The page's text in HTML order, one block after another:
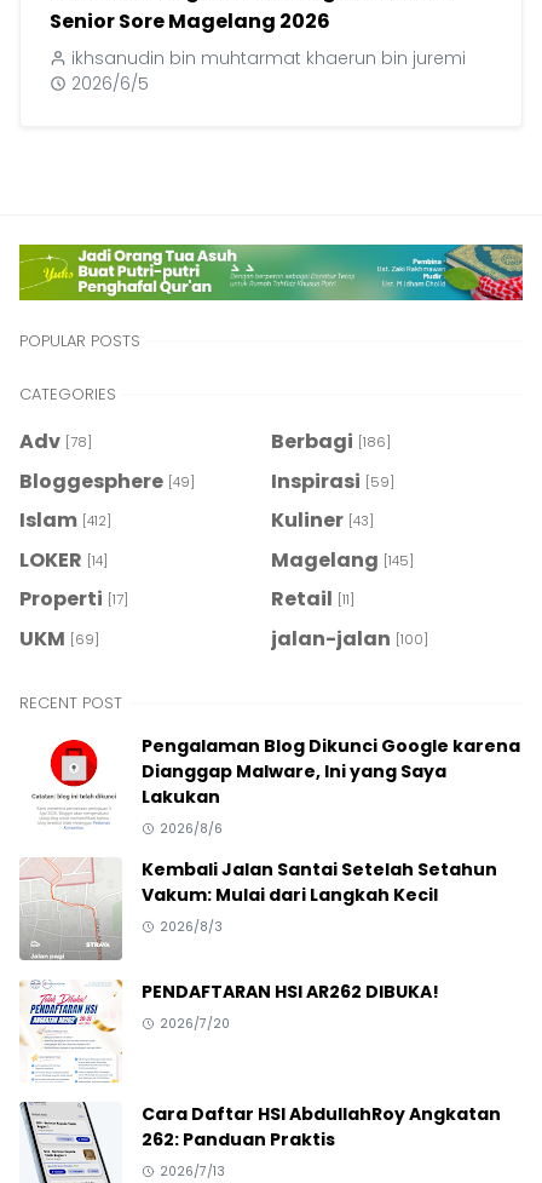
Senior Sore Magelang 2026
ikhsanudin bin muhtarmat khaerun bin juremi
2026/6/5
POPULAR POSTS
CATEGORIES
Adv [78] Berbagi [186]
Bloggesphere [49] Inspirasi [59]
Islam [412] Kuliner [43]
LOKER [14] Magelang [145]
Properti [17] Retail [11]
UKM [69] jalan-jalan [100]
RECENT POST
Pengalaman Blog Dikunci Google karena
Dianggap Malware, Ini yang Saya
Lakukan
2026/8/6
Kembali Jalan Santai Setelah Setahun
Vakum: Mulai dari Langkah Kecil
2026/8/3
PENDAFTARAN HSI AR262 DIBUKA!
2026/7/20
Cara Daftar HSI AbdullahRoy Angkatan
262: Panduan Praktis
2026/7/13